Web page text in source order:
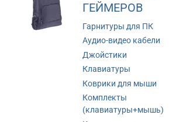
ГЕЙМЕРОВ
Гарнитуры для ПК
Аудио-видео кабели
Джойстики
Клавиатуры
Коврики для мыши
Комплекты
(клавиатуры+мышь)